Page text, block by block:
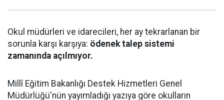
Okul müdürleri ve idarecileri, her ay tekrarlanan bir
sorunla karşı karşıya: ödenek talep sistemi
zamanında açılmıyor.
Millî Eğitim Bakanlığı Destek Hizmetleri Genel
Müdürlüğü'nün yayımladığı yazıya göre okulların